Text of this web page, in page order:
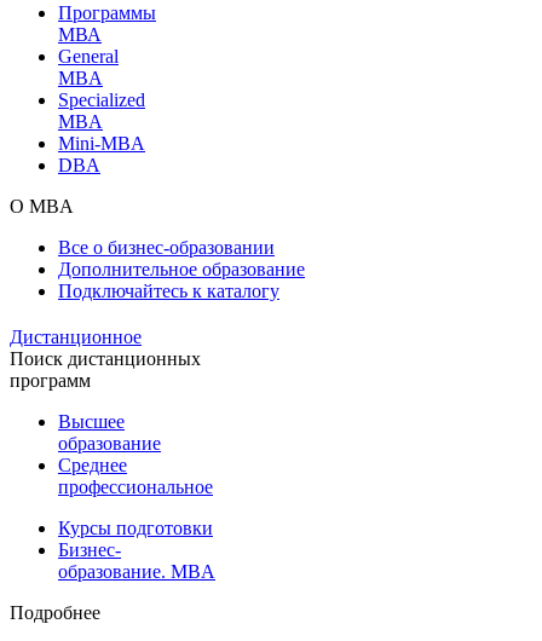
Программы
МВА
General
MBA
Specialized
MBA
Mini-MBA
DBA
О MBA
Все о бизнес-образовании
Дополнительное образование
Подключайтесь к каталогу
Дистанционное
Поиск дистанционных
программ
Высшее
образование
Среднее
профессиональное
Курсы подготовки
Бизнес-
образование. MBA
Подробнее